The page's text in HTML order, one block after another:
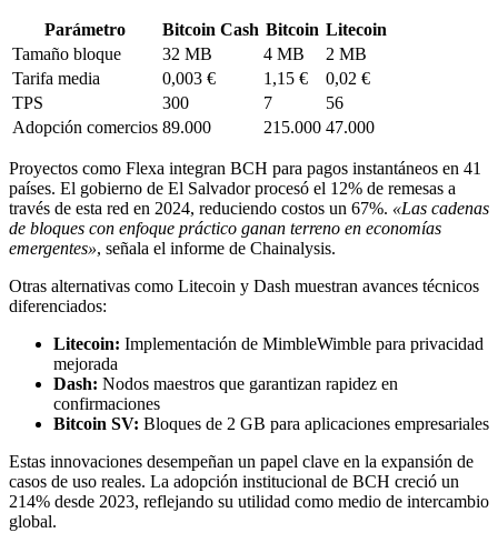
Parámetro Bitcoin Cash Bitcoin Litecoin
Tamaño bloque
32 MB 4 MB
2 MB
Tarifa media
0,003 € 1,15 €
0,02 €
TPS
300 7
56
Adopción comercios 89.000 215.000 47.000
Proyectos como Flexa integran BCH para pagos instantáneos en 41
países. El gobierno de El Salvador procesó el 12% de remesas a
través de esta red en 2024, reduciendo costos un 67%. «Las cadenas
de bloques con enfoque práctico ganan terreno en economías
emergentes», señala el informe de Chainalysis.
Otras alternativas como Litecoin y Dash muestran avances técnicos
diferenciados:
Litecoin: Implementación de MimbleWimble para privacidad
mejorada
Dash: Nodos maestros que garantizan rapidez en
confirmaciones
Bitcoin SV: Bloques de 2 GB para aplicaciones empresariales
Estas innovaciones desempeñan un papel clave en la expansión de
casos de uso reales. La adopción institucional de BCH creció un
214% desde 2023, reflejando su utilidad como medio de intercambio
global.